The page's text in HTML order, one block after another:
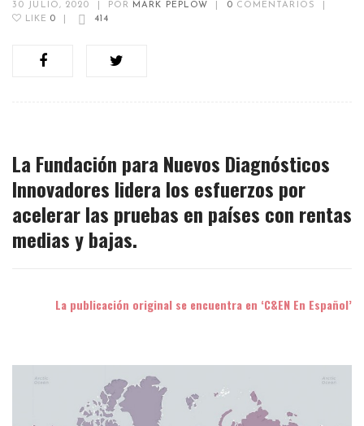
30 JULIO, 2020 POR MARK PEPLOW 0 COMENTARIOS
LIKE 0 414
La Fundación para Nuevos Diagnósticos
Innovadores lidera los esfuerzos por
acelerar las pruebas en países con rentas
medias y bajas.
La publicación original se encuentra en ‘C&EN En Español’